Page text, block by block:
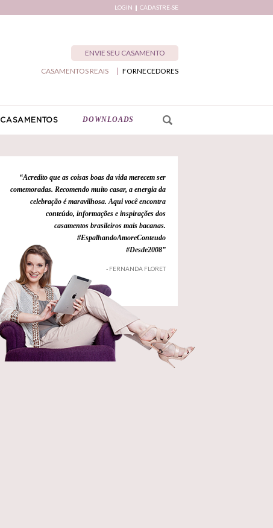
LOGIN CADASTRE-SE
ENVIE SEU CASAMENTO
FORNECEDORES
CASAMENTOS REAIS
CASAMENTOS DOWNLOADS
“Acredito que as coisas boas da vida merecem ser
comemoradas. Recomendo muito casar, a energia da
celebração é maravilhosa. Aqui você encontra
conteúdo, informações e inspirações dos
casamentos brasileiros mais bacanas.
#EspalhandoAmoreConteudo
#Desde2008”
- FERNANDA FLORET